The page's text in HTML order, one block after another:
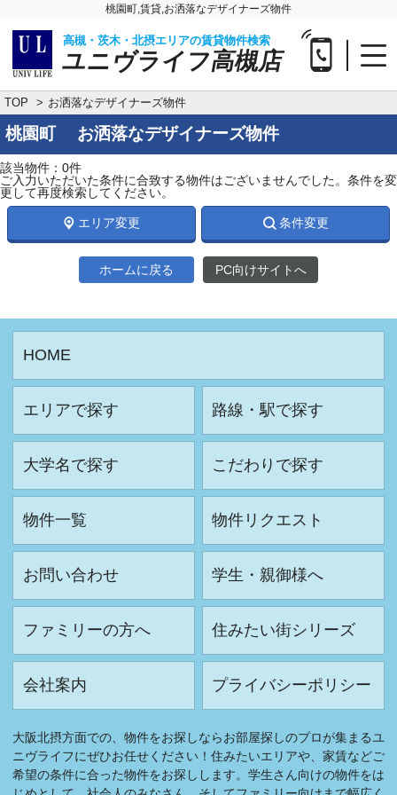
桃園町,賃貸,お洒落なデザイナーズ物件
高槻・茨木・北摂エリアの賃貸物件検索
ユニヴライフ高槻店
TOP お洒落なデザイナーズ物件
桃園町 お洒落なデザイナーズ物件
該当物件：0件
ご入力いただいた条件に合致する物件はございませんでした。条件を変
更して再度検索してください。
エリア変更 条件変更
ホームに戻る PC向けサイトへ
HOME
エリアで探す 路線・駅で探す
大学名で探す こだわりで探す
物件一覧 物件リクエスト
お問い合わせ 学生・親御様へ
ファミリーの方へ 住みたい街シリーズ
会社案内 プライバシーポリシー
大阪北摂方面での、物件をお探しならお部屋探しのプロが集まるユ
ニヴライフにぜひお任せください！住みたいエリアや、家賃などご
希望の条件に合った物件をお探しします。学生さん向けの物件をは